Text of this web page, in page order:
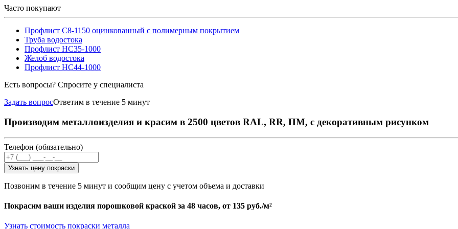
Часто покупают
Профлист С8-1150 оцинкованный с полимерным покрытием
Труба водостока
Профлист НС35-1000
Желоб водостока
Профлист НС44-1000
Есть вопросы? Спросите у специалиста
Задать вопросОтветим в течение 5 минут
Производим металлоизделия и красим в 2500 цветов RAL, RR, ПМ, с декоративным рисунком
Телефон (обязательно)
Узнать цену покраски
Позвоним в течение 5 минут и сообщим цену с учетом объема и доставки
Покрасим ваши изделия порошковой краской за 48 часов, от 135 руб./м²
Узнать стоимость покраски металла